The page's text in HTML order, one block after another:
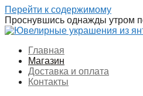
Перейти к содержимому
Проснувшись однажды утром
Главная
Магазин
Доставка и оплата
Контакты